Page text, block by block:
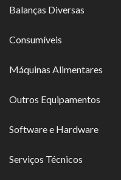
Balanças Diversas
Consumíveis
Máquinas Alimentares
Outros Equipamentos
Software e Hardware
Serviços Técnicos